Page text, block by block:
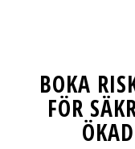
BOKA
FÖR